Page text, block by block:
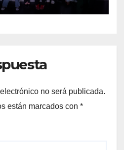
no será publicada.
están marcados con *